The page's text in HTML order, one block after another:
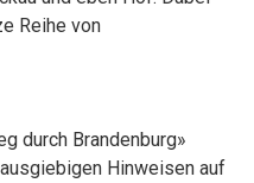
Reihe von
durch Brandenburg»
Hinweisen auf